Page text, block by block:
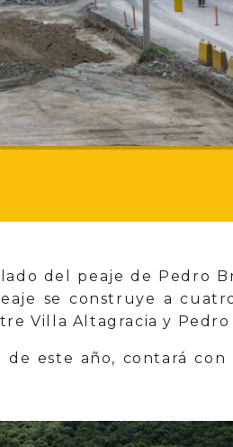
del peaje de Pedro
se construye a
Villa Altagracia y Pedro
este año, contará